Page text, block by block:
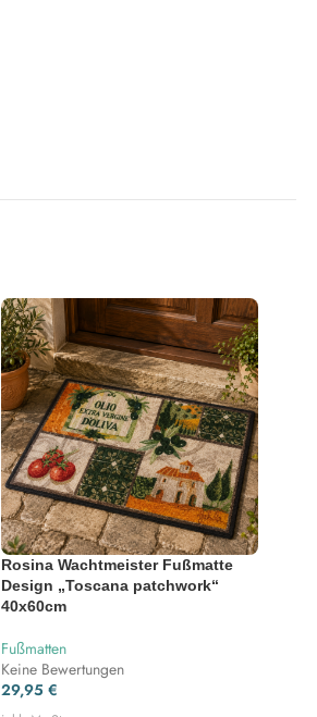
Rosina Wachtmeister Fußmatte
Design „Toscana patchwork“
40x60cm
Fußmatten
Keine Bewertungen
29,95 €